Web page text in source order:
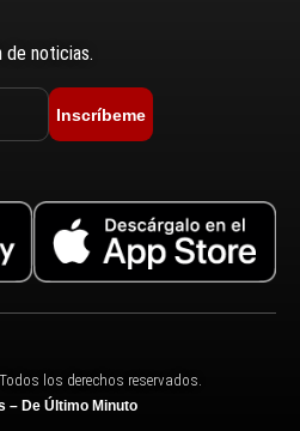
noticias.
Inscríbeme
los derechos reservados.
– De Último Minuto